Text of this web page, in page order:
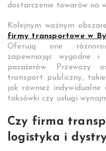
dostarczenie towarów na
Kolejnym ważnym
firmy transportowe w
Oferują one
zapewniając wygodne i
pasażerów. Przewozy
transport publiczny,
jak również indywidualne
taksówki czy usługi
Czy firma
logistyka i